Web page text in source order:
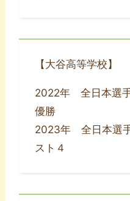
【大谷高等学校】
2022年 全日本選
優勝
2023年 全日本選
スト４